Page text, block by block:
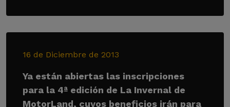
16 de Diciembre de 2013
Ya están abiertas las inscripciones
para la 4ª edición de La Invernal de
MotorLand, cuyos beneficios irán para